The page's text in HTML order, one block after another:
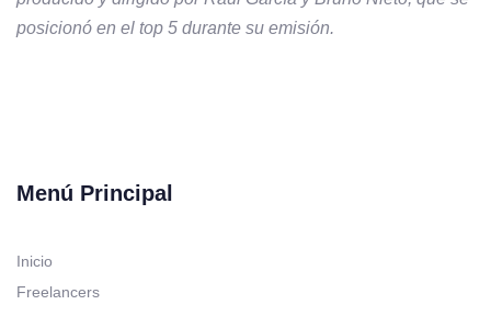
posicionó en el top 5 durante su emisión.
Menú Principal
Inicio
Freelancers